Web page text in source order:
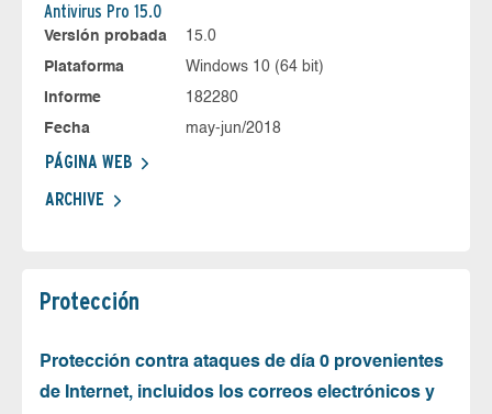
Antivirus Pro 15.0
Versión probada
15.0
Plataforma
Windows 10 (64 bit)
Informe
182280
Fecha
may-jun/2018
PÁGINA WEB
ARCHIVE
Protección
Protección contra ataques de día 0 provenientes
de Internet, incluidos los correos electrónicos y